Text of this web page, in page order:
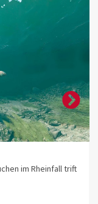
im Rheinfall trift